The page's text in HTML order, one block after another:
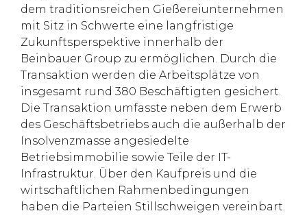
dem traditionsreichen Gießereiunternehmen
mit Sitz in Schwerte eine langfristige
Zukunftsperspektive innerhalb der
Beinbauer Group zu ermöglichen. Durch die
Transaktion werden die Arbeitsplätze von
insgesamt rund 380 Beschäftigten gesichert.
Die Transaktion umfasste neben dem Erwerb
des Geschäftsbetriebs auch die außerhalb der
Insolvenzmasse angesiedelte
Betriebsimmobilie sowie Teile der IT-
Infrastruktur. Über den Kaufpreis und die
wirtschaftlichen Rahmenbedingungen
haben die Parteien Stillschweigen vereinbart.